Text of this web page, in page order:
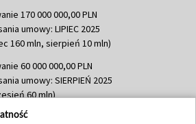
170 000 000,00 PLN
umowy: LIPIEC 2025
160 mln, sierpień 10 mln)
60 000 000,00 PLN
umowy: SIERPIEŃ 2025
60 mln)
635 783 051,21 PLN